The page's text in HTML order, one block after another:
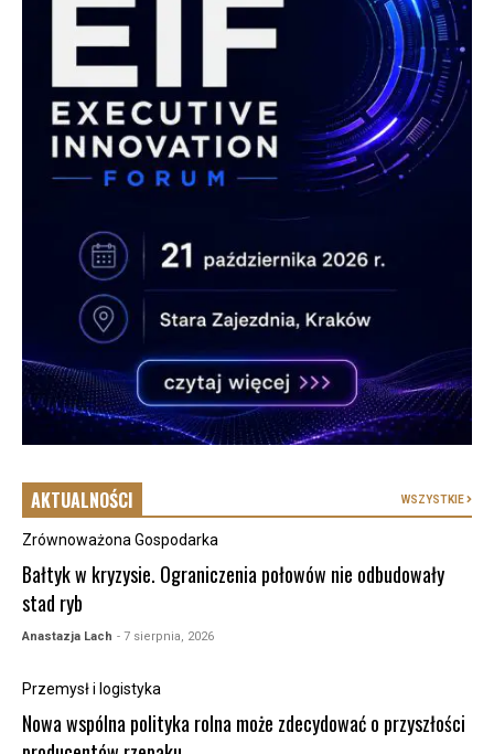
AKTUALNOŚCI WSZYSTKIE
Zrównoważona Gospodarka
Bałtyk w kryzysie. Ograniczenia połowów nie odbudowały
stad ryb
Anastazja Lach - 7 sierpnia, 2026
Przemysł i logistyka
Nowa wspólna polityka rolna może zdecydować o przyszłości